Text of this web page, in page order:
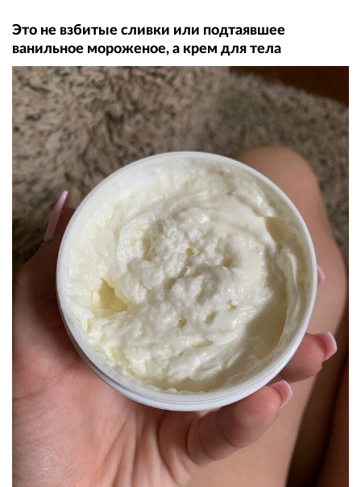
Это не взбитые сливки или подтаявшее
ванильное мороженое, а крем для тела